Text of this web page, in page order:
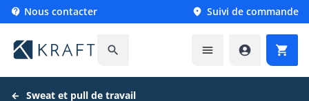
 Nous contacter  Suivi de commande
   
Sweat et pull de travail